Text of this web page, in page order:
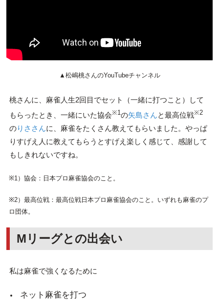
▲松嶋桃さんのYouTubeチャンネル
桃さんに、麻雀人生2回目でセット（一緒に打つこと）して
もらったとき、一緒にいた協会※1の矢島さんと最高位戦※2
のりささんに、麻雀をたくさん教えてもらいました。やっぱ
りすげえ人に教えてもらうとすげえ楽しく感じて、感謝して
もしきれないですね。
※1）協会：日本プロ麻雀協会のこと。
※2）最高位戦：最高位戦日本プロ麻雀協会のこと。いずれも麻雀のプ
ロ団体。
Mリーグとの出会い
私は麻雀で強くなるために
ネット麻雀を打つ